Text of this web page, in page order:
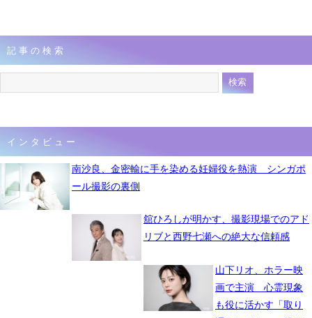
記事の検索
インタビュー
南沙良、金密輸に手を染める妊婦役を熱演 シンガポ
ール撮影の裏側
舘ひろしが明かす、撮影現場でのアド
リブと西野七瀬への絶大な信頼感
山下リオ、ホラー映
画で主演 心霊現象
も役に活かす「取り